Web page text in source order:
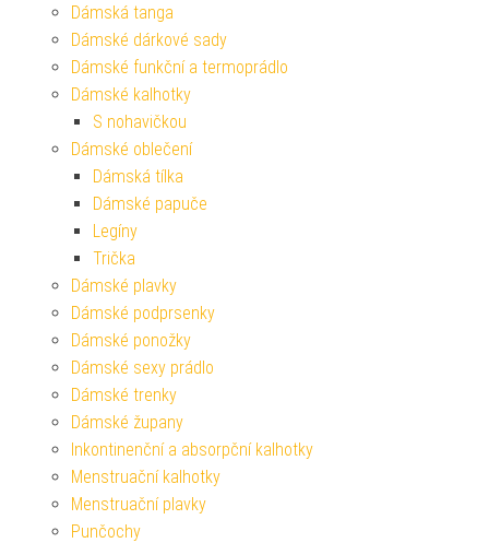
Dámská tanga
Dámské dárkové sady
Dámské funkční a termoprádlo
Dámské kalhotky
S nohavičkou
Dámské oblečení
Dámská tílka
Dámské papuče
Legíny
Trička
Dámské plavky
Dámské podprsenky
Dámské ponožky
Dámské sexy prádlo
Dámské trenky
Dámské župany
Inkontinenční a absorpční kalhotky
Menstruační kalhotky
Menstruační plavky
Punčochy